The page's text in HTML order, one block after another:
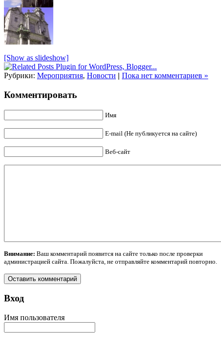
[Show as slideshow]
Рубрики: Мероприятия, Новости | Пока нет комментариев »
Комментировать
Имя
E-mail (Не публикуется на сайте)
Веб-сайт
Внимание: Ваш комментарий появится на сайте только после проверки
администрацией сайта. Пожалуйста, не отправляйте комментарий повторно.
Вход
Имя пользователя